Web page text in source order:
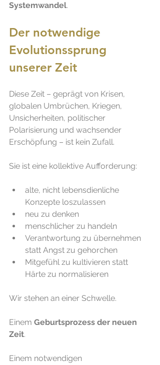
Systemwandel.
Der notwendige
Evolutionssprung
unserer Zeit
Diese Zeit – geprägt von Krisen,
globalen Umbrüchen, Kriegen,
Unsicherheiten, politischer
Polarisierung und wachsender
Erschöpfung – ist kein Zufall.
Sie ist eine kollektive Aufforderung:
alte, nicht lebensdienliche
Konzepte loszulassen
neu zu denken
menschlicher zu handeln
Verantwortung zu übernehmen
statt Angst zu gehorchen
Mitgefühl zu kultivieren statt
Härte zu normalisieren
Wir stehen an einer Schwelle.
Einem Geburtsprozess der neuen
Zeit.
Einem notwendigen